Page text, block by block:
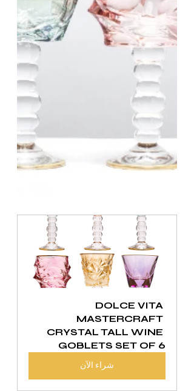
DOLCE VITA
MASTERCRAFT
CRYSTAL TALL WINE
GOBLETS SET OF 6
شراء الآن